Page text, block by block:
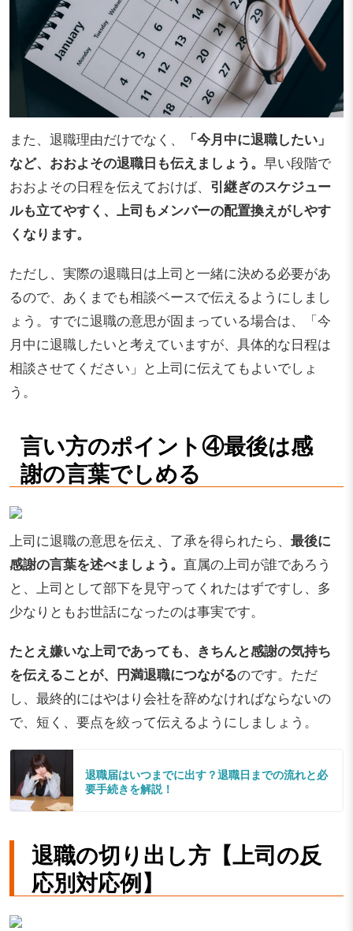
また、退職理由だけでなく、
「今月中に退職したい」
など、おおよその退職日も伝えましょう。 早い段階で
おおよその日程を伝えておけば、 引継ぎのスケジュー
ルも立てやすく、上司もメンバーの配置換えがしやす
くなります。
ただし、実際の退職日は上司と一緒に決める必要があ
るので、あくまでも相談ベースで伝えるようにしまし
ょう。すでに退職の意思が固まっている場合は、「今
月中に退職したいと考えていますが、具体的な日程は
相談させてください」と上司に伝えてもよいでしょ
う。
言い方のポイント④最後は感
謝の言葉でしめる
上司に退職の意思を伝え、了承を得られたら、 最後に
感謝の言葉を述べましょう。 直属の上司が誰であろう
と、上司として部下を見守ってくれたはずですし、多
少なりともお世話になったのは事実です。
たとえ嫌いな上司であっても、きちんと感謝の気持ち
を伝えることが、円満退職につながるのです。ただ
し、最終的にはやはり会社を辞めなければならないの
で、短く、要点を絞って伝えるようにしましょう。
退職届はいつまでに出す？退職日までの流れと必
要手続きを解説！
退職の切り出し方【上司の反
応別対応例】